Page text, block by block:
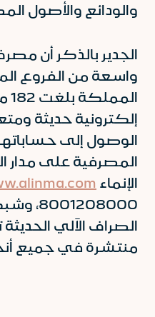
والودائع والأصول
الجدير بالذكر أن
واسعة من الفروع
إلكترونية حديثة
الوصول إلى
المصرفية على مدار
الإنماء
منتشرة في جميع